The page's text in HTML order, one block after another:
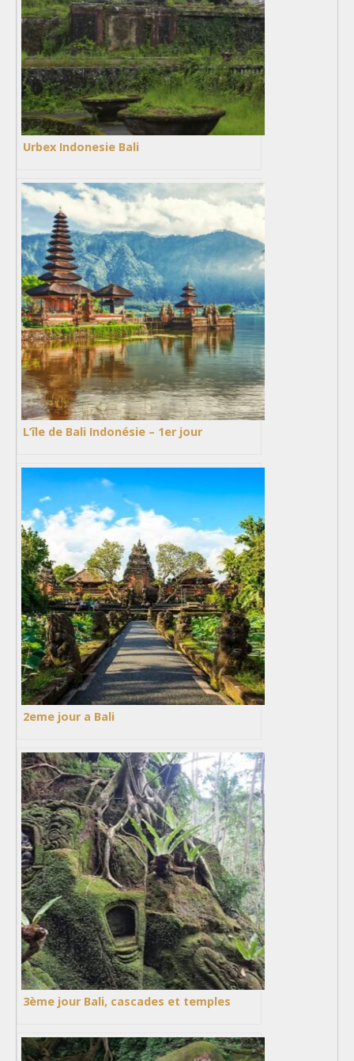
Urbex Indonesie Bali
L’île de Bali Indonésie – 1er jour
2eme jour a Bali
3ème jour Bali, cascades et temples